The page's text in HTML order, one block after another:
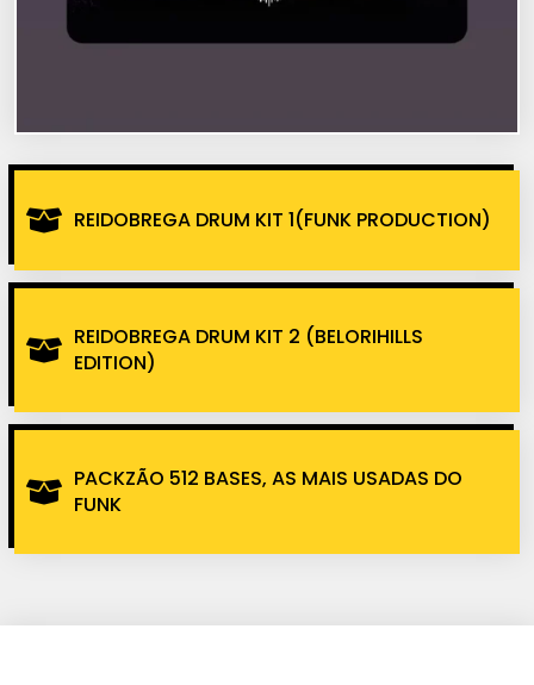
REIDOBREGA DRUM KIT 1(FUNK PRODUCTION)
REIDOBREGA DRUM KIT 2 (BELORIHILLS
EDITION)
PACKZÃO 512 BASES, AS MAIS USADAS DO
FUNK